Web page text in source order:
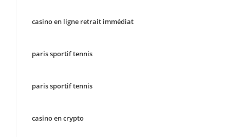
casino en ligne retrait immédiat
paris sportif tennis
paris sportif tennis
casino en crypto